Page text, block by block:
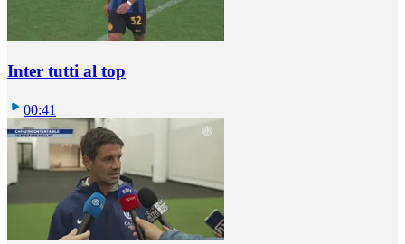
Inter tutti al top
00:41